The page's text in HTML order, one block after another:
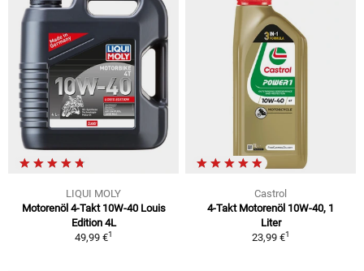
LIQUI MOLY
Motorenöl 4-Takt 10W-40 Louis
Edition 4L
49,99 €1
Castrol
4-Takt Motorenöl 10W-40, 1
Liter
23,99 €1